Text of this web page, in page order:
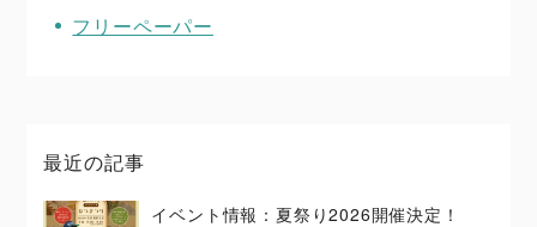
フリーペーパー
最近の記事
イベント情報：夏祭り2026開催決定！